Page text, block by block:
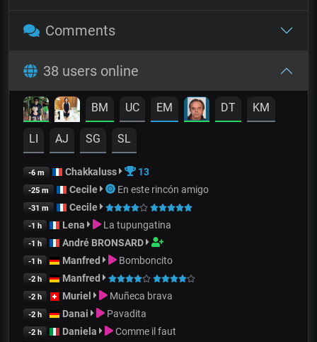
Comments
38 users online
BM UC EM DT KM
LI AJ SG SL
-6 m Chakkaluss 13
-25 m Cecile En este rincón amigo
-31 m Cecile
-1 h Lena La tupungatina
-1 h André BRONSARD
-1 h Manfred Bomboncito
-2 h Manfred
-2 h Muriel Muñeca brava
-2 h Danai Pavadita
-2 h Daniela Comme il faut